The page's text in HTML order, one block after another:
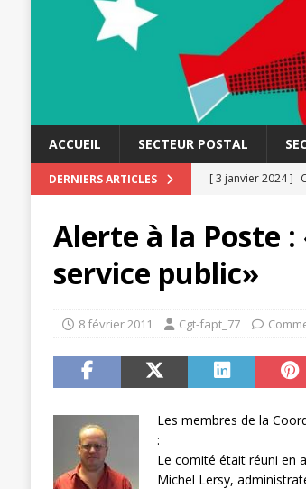
ACCUEIL SECTEUR POSTAL
DERNIERS ARTICLES [ 3 janvier 2024 ]
[ 20 novembre
[ 15 novembre
[ 3 avril 2026 ]
[ 19 septembre
SECTEUR POSTAL
POSTAL
Alerte à la Poste :
service public»
8 février 2011 Cgt-fapt_77
Les membres de la
:
Le comité était réuni en
Michel Lersy,